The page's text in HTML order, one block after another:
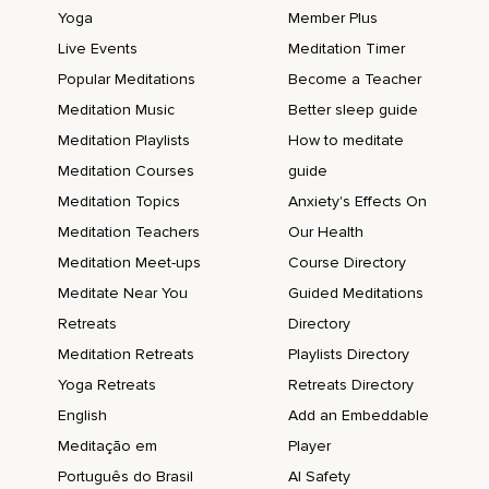
seule,
Parce que parler à mes camarades de classe est difficile et
inconfortable pour moi.
Et comme je ne parle pas souvent aux autres enfants,
Je suis moins habile lorsque j'essaie de leur parler.
Les personnes timides manquent de pratique au niveau de
leur interaction avec les autres,
Comme elles ont moins d'interaction et qu'elles ont peur de
Elles ont tendance à rougir,
À bégayer,
À bafouiller lorsqu'elles essaient d'entrer en contact avec
les autres.
Si on écoute ce que notre timidité nous dit,
Yoga
Live Events
Popular Meditations
Meditation Music
Meditation Playlists
Meditation Courses
Meditation Topics
Meditation Teachers
Meditation Meet-ups
Meditate Near You
Retreats
Meditation Retreats
Yoga Retreats
English
Meditação em
Português do Brasil
Member Plus
Meditation Timer
Become a Teacher
Better sleep guide
How to meditate
guide
Anxiety's Effects On
Our Health
Course Directory
Guided Meditations
Directory
Playlists Directory
Retreats Directory
Add an Embeddable
Player
AI Safety